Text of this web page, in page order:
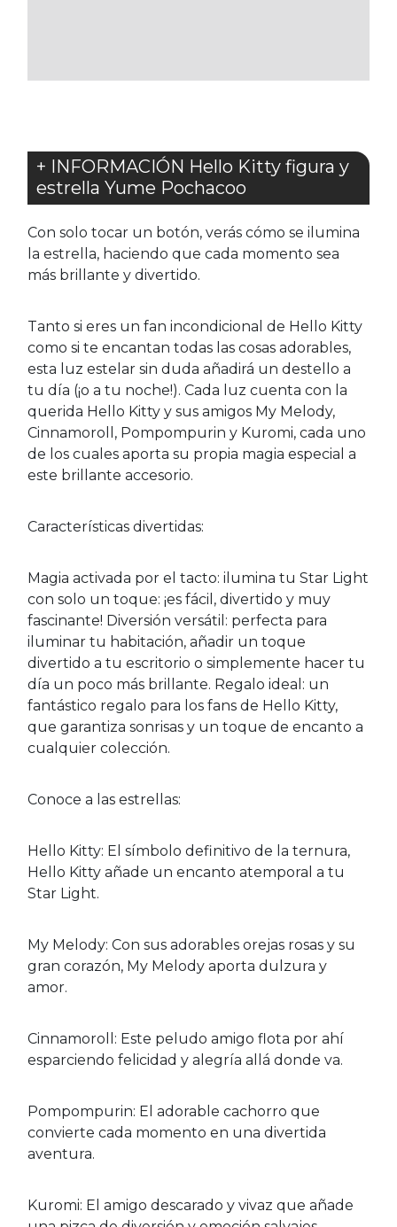
+ INFORMACIÓN Hello Kitty figura y
estrella Yume Pochacoo
Con solo tocar un botón, verás cómo se ilumina
la estrella, haciendo que cada momento sea
más brillante y divertido.
Tanto si eres un fan incondicional de Hello Kitty
como si te encantan todas las cosas adorables,
esta luz estelar sin duda añadirá un destello a
tu día (¡o a tu noche!). Cada luz cuenta con la
querida Hello Kitty y sus amigos My Melody,
Cinnamoroll, Pompompurin y Kuromi, cada uno
de los cuales aporta su propia magia especial a
este brillante accesorio.
Características divertidas:
Magia activada por el tacto: ilumina tu Star Light
con solo un toque: ¡es fácil, divertido y muy
fascinante! Diversión versátil: perfecta para
iluminar tu habitación, añadir un toque
divertido a tu escritorio o simplemente hacer tu
día un poco más brillante. Regalo ideal: un
fantástico regalo para los fans de Hello Kitty,
que garantiza sonrisas y un toque de encanto a
cualquier colección.
Conoce a las estrellas:
Hello Kitty: El símbolo definitivo de la ternura,
Hello Kitty añade un encanto atemporal a tu
Star Light.
My Melody: Con sus adorables orejas rosas y su
gran corazón, My Melody aporta dulzura y
amor.
Cinnamoroll: Este peludo amigo flota por ahí
esparciendo felicidad y alegría allá donde va.
Pompompurin: El adorable cachorro que
convierte cada momento en una divertida
aventura.
Kuromi: El amigo descarado y vivaz que añade